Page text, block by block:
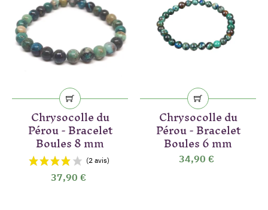
Chrysocolle du
Pérou - Bracelet
Boules 8 mm
37,90 €
Chrysocolle du
Pérou - Bracelet
Boules 6 mm
34,90 €